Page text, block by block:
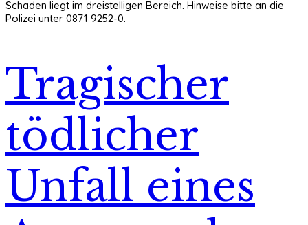
Schaden liegt im dreistelligen Bereich. Hinweise bitte an die
Polizei unter 0871 9252-0.
Tragischer
tödlicher
Unfall eines